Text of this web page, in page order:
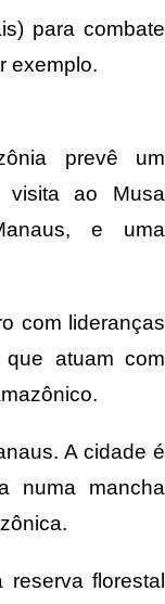
para combate
exemplo.
prevê um
visita ao Musa
e uma
com lideranças
atuam com
A cidade é
numa mancha
florestal